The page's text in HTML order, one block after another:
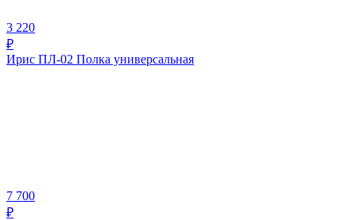
3 220
₽
Ирис ПЛ-02 Полка универсальная
7 700
₽